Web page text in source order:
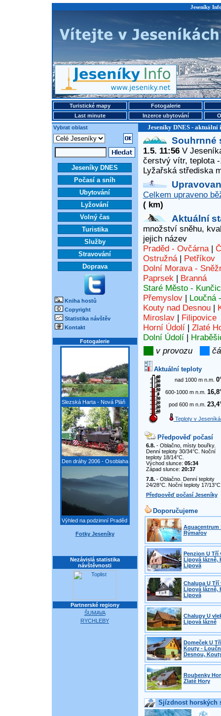
Jeseníky
Turistické mapy
Fotogalerie
Last minute
Inzerce ubytování
Vybrat oblast
Jeseníky DNES - aktuální
Jeseníky DNES
Počasí a sníh
Ubytování
Lyžování
Volný čas
Turistika
Služby
Stravování
Doprava
Kniha hostů
Copyright
Statistika návštěv
Kontakt
Fotogalerie
Slezská Harta - Nová Pláň
Den dráhy 2006 - Osoblaha
Výhled na podzimní Praděd
Fotky Jeseníky
Nezávislá statistika
návštěvnosti
Partnerské regiony
ŠUMAVA
RYCHLEBY
Souhrnné
1.5. 11:56V
čerstvý vítr, teplota
Lyžařská střediska
Celkem upraveno
( km)
Aktuální
množství sněhu,
jejich název
Praděd - Ovčárna|
Ostružná| Petříkov
Dolní Morava -
Paprsek| Branná
Staré Město -
Přemyslov| Loučná
Kouty nad Desnou|
Miroslav| Filipovice
Horní Údolí| Zlaté
Dolní Údolí|
v provozu
Aktuální teploty
nad 1000 m n.m.
600-1000 m n.m.
pod 600 m n.m.
Teploty v
Předpověď počasí
6.8.- Oblačno, místy bouřky.
Denní teploty 30/34°C. Noční
teploty 18/14°C.
Východ slunce: 05:34
Západ slunce: 20:37
7.8.- Oblačno. Denní teploty
24/28°C. Noční teploty 17/
Předpověď počasí Jeseníky
Doporučujeme
Aquacentrum
Rýmařov
Penzion U Tří
Lipová lázně,
Lipová
Chalupa U Tří
Lipová lázně,
Lipová
Chalupy U
Lipová lázně
Domeček U
Kouty -
Desnou,
Roubenky
Zlaté Hory
Sjízdnost horských